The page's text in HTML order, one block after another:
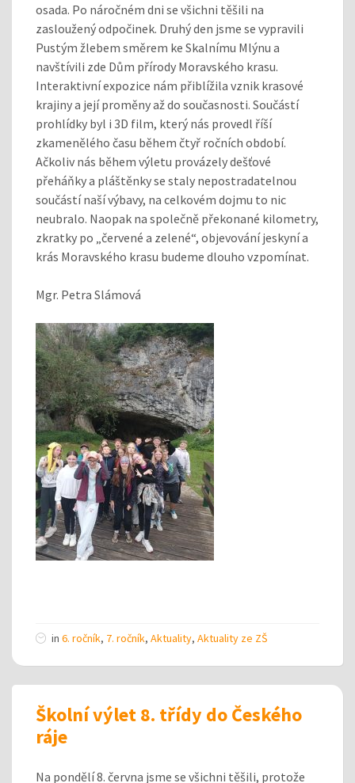
osada. Po náročném dni se všichni těšili na
zasloužený odpočinek. Druhý den jsme se vypravili
Pustým žlebem směrem ke Skalnímu Mlýnu a
navštívili zde Dům přírody Moravského krasu.
Interaktivní expozice nám přiblížila vznik krasové
krajiny a její proměny až do současnosti. Součástí
prohlídky byl i 3D film, který nás provedl říší
zkamenělého času během čtyř ročních období.
Ačkoliv nás během výletu provázely dešťové
přeháňky a pláštěnky se staly nepostradatelnou
součástí naší výbavy, na celkovém dojmu to nic
neubralo. Naopak na společně překonané kilometry,
zkratky po „červené a zelené“, objevování jeskyní a
krás Moravského krasu budeme dlouho vzpomínat.
Mgr. Petra Slámová
in 6. ročník, 7. ročník, Aktuality, Aktuality ze ZŠ
Školní výlet 8. třídy do Českého
ráje
Na pondělí 8. června jsme se všichni těšili, protože